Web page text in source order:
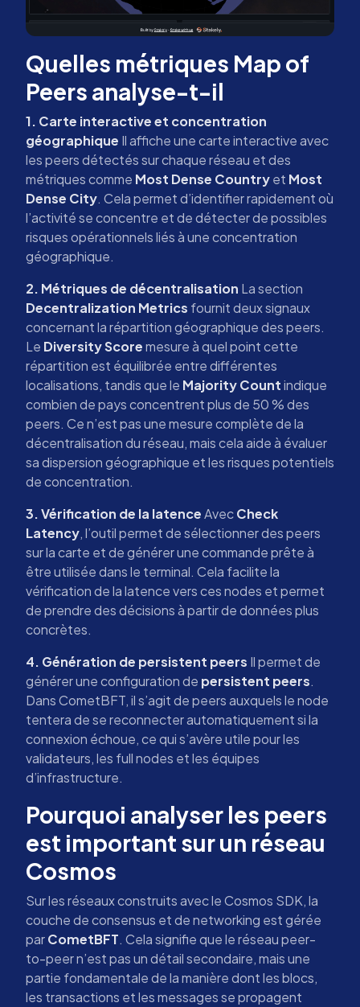
Quelles métriques Map of
Peers analyse-t-il
1. Carte interactive et concentration
géographique Il affiche une carte interactive avec
les peers détectés sur chaque réseau et des
métriques comme Most Dense Countryet Most
Dense City. Cela permet d’identifier rapidement où
l’activité se concentre et de détecter de possibles
risques opérationnels liés à une concentration
géographique.
2. Métriques de décentralisation La section
Decentralization Metrics fournit deux signaux
concernant la répartition géographique des peers.
Le Diversity Scoremesure à quel point cette
répartition est équilibrée entre différentes
localisations, tandis que le Majority Countindique
combien de pays concentrent plus de 50 % des
peers. Ce n’est pas une mesure complète de la
décentralisation du réseau, mais cela aide à évaluer
sa dispersion géographique et les risques potentiels
de concentration.
3. Vérification de la latenceAvecCheck
Latency, l’outil permet de sélectionner des peers
sur la carte et de générer une commande prête à
être utilisée dans le terminal. Cela facilite la
vérification de la latence vers ces nodes et permet
de prendre des décisions à partir de données plus
concrètes.
4. Génération de persistent peers Il permet de
générer une configuration de persistent peers.
Dans CometBFT, il s’agit de peers auxquels le node
tentera de se reconnecter automatiquement si la
connexion échoue, ce qui s’avère utile pour les
validateurs, les full nodes et les équipes
d’infrastructure.
Pourquoi analyser les peers
est important sur un réseau
Cosmos
Sur les réseaux construits avec le Cosmos SDK, la
couche de consensus et de networking est gérée
parCometBFT. Cela signifie que le réseau peer-
to-peer n’est pas un détail secondaire, mais une
partie fondamentale de la manière dont les blocs,
les transactions et les messages se propagent